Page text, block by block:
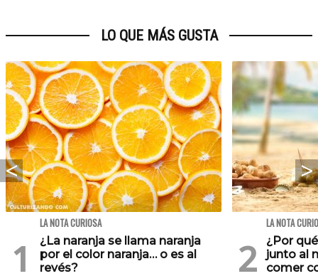
LO QUE MÁS GUSTA
LA NOTA CURIOSA
¿La naranja se llama naranja
por el color naranja… o es al
revés?
LA NOTA
¿Por
junto al
comer